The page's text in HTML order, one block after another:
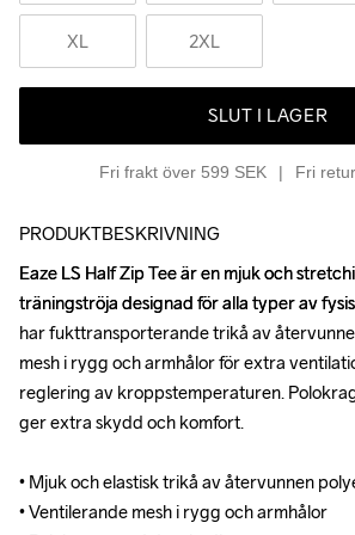
XL 2XL
SLUT I LAGER
Fri frakt över 599 SEK Fri
PRODUKTBESKRIVNING
Eaze LS Half Zip Tee är en mjuk och
träningströja designad för alla typer av
har fukttransporterande trikå av
mesh i rygg och armhålor för extra
reglering av kroppstemperaturen.
ger extra skydd och komfort.
• Mjuk och elastisk trikå av återvunnen
• Ventilerande mesh i rygg och armhålor
Eaze LS Half Zip Tee är en mjuk och
träningströja designad för alla typer av
har fukttransporterande trikå av
mesh i rygg och armhålor för extra
reglering av kroppstemperaturen.
ger extra skydd och komfort.
• Mjuk och elastisk trikå av återvunnen
• Ventilerande mesh i rygg och armhålor